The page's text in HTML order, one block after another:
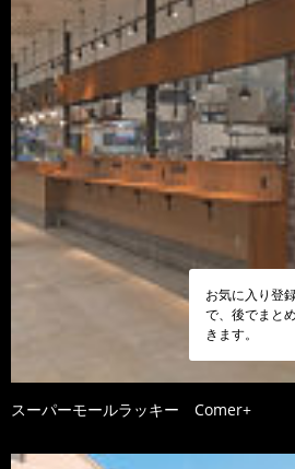
お気に入り登
で、後でまと
きます。
スーパーモールラッキー Comer+